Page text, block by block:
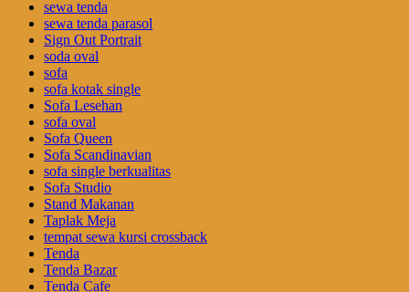
sewa tenda
sewa tenda parasol
Sign Out Portrait
soda oval
sofa
sofa kotak single
Sofa Lesehan
sofa oval
Sofa Queen
Sofa Scandinavian
sofa single berkualitas
Sofa Studio
Stand Makanan
Taplak Meja
tempat sewa kursi crossback
Tenda
Tenda Bazar
Tenda Cafe